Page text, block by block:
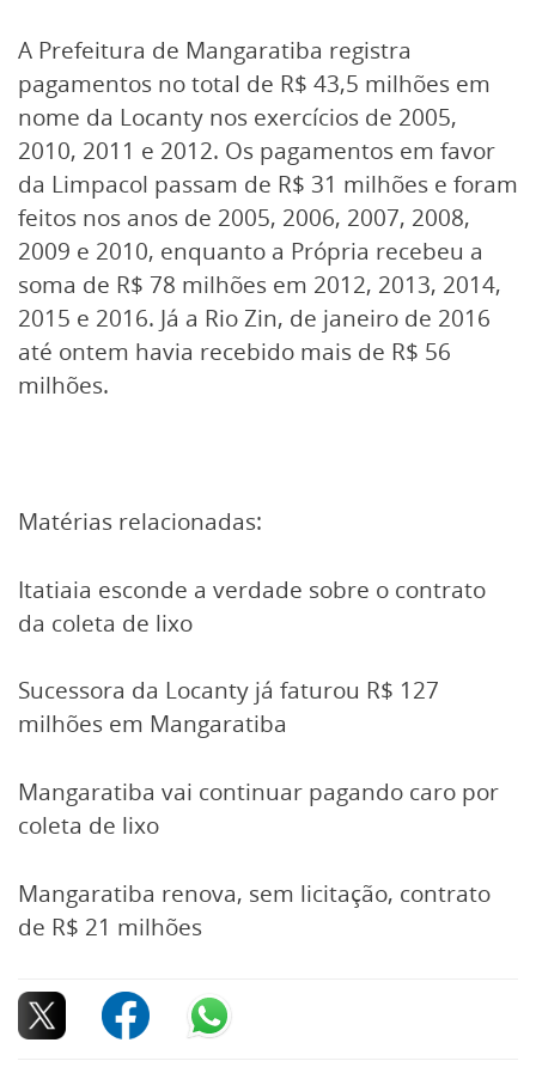
A Prefeitura de Mangaratiba registra
pagamentos no total de R$ 43,5 milhões em
nome da Locanty nos exercícios de 2005,
2010, 2011 e 2012. Os pagamentos em favor
da Limpacol passam de R$ 31 milhões e foram
feitos nos anos de 2005, 2006, 2007, 2008,
2009 e 2010, enquanto a Própria recebeu a
soma de R$ 78 milhões em 2012, 2013, 2014,
2015 e 2016. Já a Rio Zin, de janeiro de 2016
até ontem havia recebido mais de R$ 56
milhões.
Matérias relacionadas:
Itatiaia esconde a verdade sobre o contrato
da coleta de lixo
Sucessora da Locanty já faturou R$ 127
milhões em Mangaratiba
Mangaratiba vai continuar pagando caro por
coleta de lixo
Mangaratiba renova, sem licitação, contrato
de R$ 21 milhões